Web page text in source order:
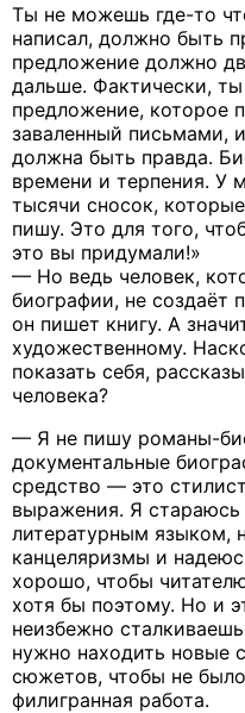
Ты не можешь где-то
написал, должно быть
предложение должно
дальше. Фактически,
предложение, которое
заваленный письмами,
должна быть правда.
времени и терпения. У
тысячи сносок,
пишу. Это для того,
это вы придумали!»
— Но ведь человек,
биографии, не создаёт
он пишет книгу. А
художественному.
показать себя,
человека?
— Я не пишу романы-
документальные
средство — это
выражения. Я
литературным языком,
канцеляризмы и
хорошо, чтобы
хотя бы поэтому. Но и
неизбежно
нужно находить новые
сюжетов, чтобы не
филигранная работа.